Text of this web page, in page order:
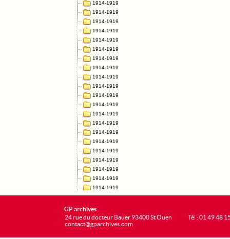
GP archives
24 rue du docteur Bauer 93400 St Ouen
contact@gparchives.com
Tél : 01 49 48